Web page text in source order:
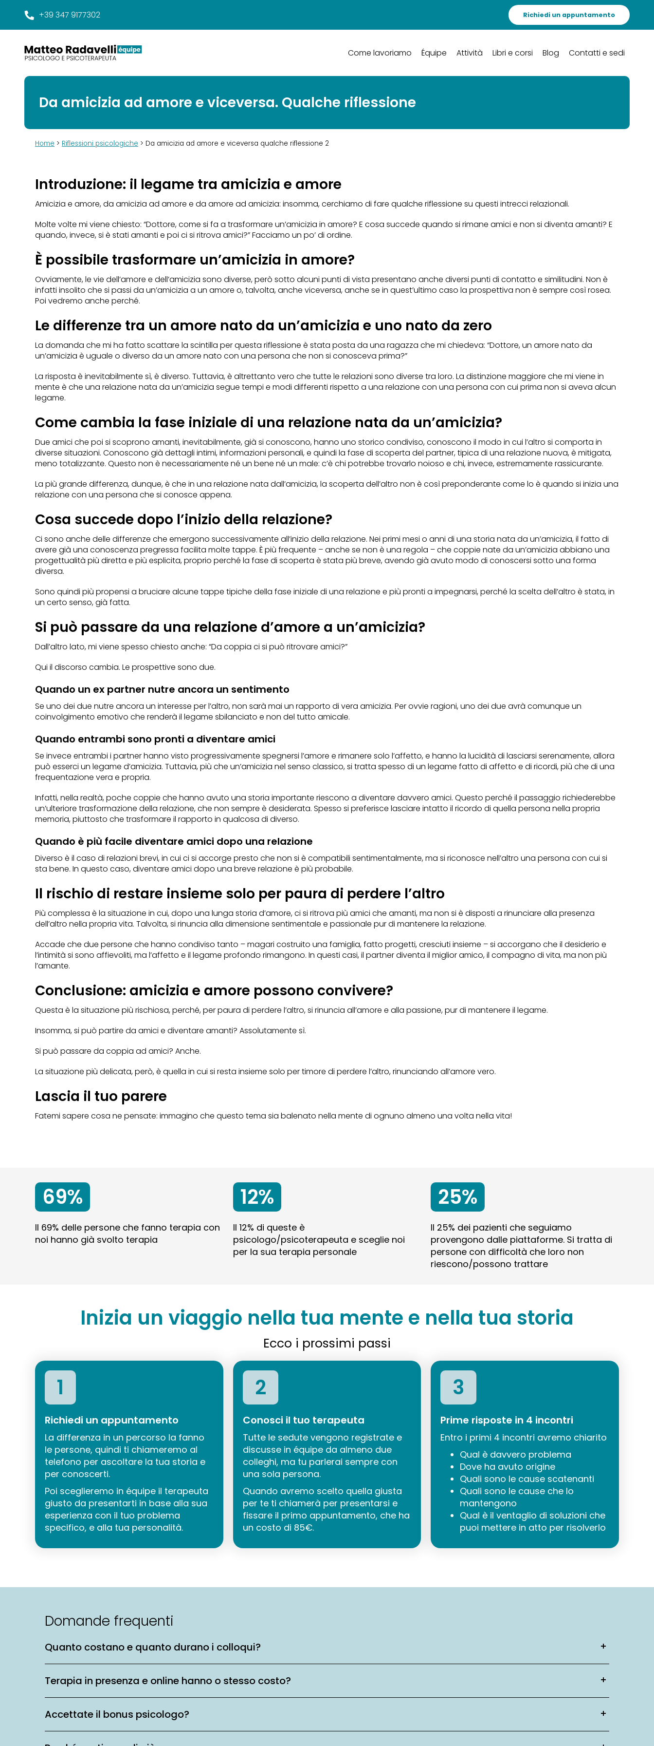
+39 347 9177302 Richiedi un appuntamento
Come lavoriamo Équipe Attività Libri e corsi Blog Contatti e sedi
Da amicizia ad amore e viceversa. Qualche riflessione
Home > Riflessioni psicologiche > Da amicizia ad amore e viceversa qualche riflessione 2
Introduzione: il legame tra amicizia e amore
Amicizia e amore, da amicizia ad amore e da amore ad amicizia: insomma, cerchiamo di fare qualche riflessione su questi intrecci relazionali.
Molte volte mi viene chiesto: “Dottore, come si fa a trasformare un’amicizia in amore? E cosa succede quando si rimane amici e non si diventa amanti? E
quando, invece, si è stati amanti e poi ci si ritrova amici?” Facciamo un po’ di ordine.
È possibile trasformare un’amicizia in amore?
Ovviamente, le vie dell’amore e dell’amicizia sono diverse, però sotto alcuni punti di vista presentano anche diversi punti di contatto e similitudini. Non è
infatti insolito che si passi da un’amicizia a un amore o, talvolta, anche viceversa, anche se in quest’ultimo caso la prospettiva non è sempre così rosea.
Poi vedremo anche perché.
Le differenze tra un amore nato da un’amicizia e uno nato da zero
La domanda che mi ha fatto scattare la scintilla per questa riflessione è stata posta da una ragazza che mi chiedeva: “Dottore, un amore nato da
un’amicizia è uguale o diverso da un amore nato con una persona che non si conosceva prima?”
La risposta è inevitabilmente sì, è diverso. Tuttavia, è altrettanto vero che tutte le relazioni sono diverse tra loro. La distinzione maggiore che mi viene in
mente è che una relazione nata da un’amicizia segue tempi e modi differenti rispetto a una relazione con una persona con cui prima non si aveva alcun
legame.
Come cambia la fase iniziale di una relazione nata da un’amicizia?
Due amici che poi si scoprono amanti, inevitabilmente, già si conoscono, hanno uno storico condiviso, conoscono il modo in cui l’altro si comporta in
diverse situazioni. Conoscono già dettagli intimi, informazioni personali, e quindi la fase di scoperta del partner, tipica di una relazione nuova, è mitigata,
meno totalizzante. Questo non è necessariamente né un bene né un male: c’è chi potrebbe trovarlo noioso e chi, invece, estremamente rassicurante.
La più grande differenza, dunque, è che in una relazione nata dall’amicizia, la scoperta dell’altro non è così preponderante come lo è quando si inizia una
relazione con una persona che si conosce appena.
Cosa succede dopo l’inizio della relazione?
Ci sono anche delle differenze che emergono successivamente all’inizio della relazione. Nei primi mesi o anni di una storia nata da un’amicizia, il fatto di
avere già una conoscenza pregressa facilita molte tappe. È più frequente – anche se non è una regola – che coppie nate da un’amicizia abbiano una
progettualità più diretta e più esplicita, proprio perché la fase di scoperta è stata più breve, avendo già avuto modo di conoscersi sotto una forma
diversa.
Sono quindi più propensi a bruciare alcune tappe tipiche della fase iniziale di una relazione e più pronti a impegnarsi, perché la scelta dell’altro è stata, in
un certo senso, già fatta.
Si può passare da una relazione d’amore a un’amicizia?
Dall’altro lato, mi viene spesso chiesto anche: “Da coppia ci si può ritrovare amici?”
Qui il discorso cambia. Le prospettive sono due.
Quando un ex partner nutre ancora un sentimento
Se uno dei due nutre ancora un interesse per l’altro, non sarà mai un rapporto di vera amicizia. Per ovvie ragioni, uno dei due avrà comunque un
coinvolgimento emotivo che renderà il legame sbilanciato e non del tutto amicale.
Quando entrambi sono pronti a diventare amici
Se invece entrambi i partner hanno visto progressivamente spegnersi l’amore e rimanere solo l’affetto, e hanno la lucidità di lasciarsi serenamente, allora
può esserci un legame d’amicizia. Tuttavia, più che un’amicizia nel senso classico, si tratta spesso di un legame fatto di affetto e di ricordi, più che di una
frequentazione vera e propria.
Infatti, nella realtà, poche coppie che hanno avuto una storia importante riescono a diventare davvero amici. Questo perché il passaggio richiederebbe
un’ulteriore trasformazione della relazione, che non sempre è desiderata. Spesso si preferisce lasciare intatto il ricordo di quella persona nella propria
memoria, piuttosto che trasformare il rapporto in qualcosa di diverso.
Quando è più facile diventare amici dopo una relazione
Diverso è il caso di relazioni brevi, in cui ci si accorge presto che non si è compatibili sentimentalmente, ma si riconosce nell’altro una persona con cui si
sta bene. In questo caso, diventare amici dopo una breve relazione è più probabile.
Il rischio di restare insieme solo per paura di perdere l’altro
Più complessa è la situazione in cui, dopo una lunga storia d’amore, ci si ritrova più amici che amanti, ma non si è disposti a rinunciare alla presenza
dell’altro nella propria vita. Talvolta, si rinuncia alla dimensione sentimentale e passionale pur di mantenere la relazione.
Accade che due persone che hanno condiviso tanto – magari costruito una famiglia, fatto progetti, cresciuti insieme – si accorgano che il desiderio e
l’intimità si sono affievoliti, ma l’affetto e il legame profondo rimangono. In questi casi, il partner diventa il miglior amico, il compagno di vita, ma non più
l’amante.
Conclusione: amicizia e amore possono convivere?
Questa è la situazione più rischiosa, perché, per paura di perdere l’altro, si rinuncia all’amore e alla passione, pur di mantenere il legame.
Insomma, si può partire da amici e diventare amanti? Assolutamente sì.
Si può passare da coppia ad amici? Anche.
La situazione più delicata, però, è quella in cui si resta insieme solo per timore di perdere l’altro, rinunciando all’amore vero.
Lascia il tuo parere
Fatemi sapere cosa ne pensate: immagino che questo tema sia balenato nella mente di ognuno almeno una volta nella vita!
69%
Il 69% delle persone che fanno terapia con
noi hanno già svolto terapia
12%
Il 12% di queste è
psicologo/psicoterapeuta e sceglie noi
per la sua terapia personale
25%
Il 25% dei pazienti che seguiamo
provengono dalle piattaforme. Si tratta di
persone con difficoltà che loro non
riescono/possono trattare
Inizia un viaggio nella tua mente e nella tua storia
Ecco i prossimi passi
1
Richiedi un appuntamento
La differenza in un percorso la fanno
le persone, quindi ti chiameremo al
telefono per ascoltare la tua storia e
per conoscerti.
Poi sceglieremo in équipe il terapeuta
giusto da presentarti in base alla sua
esperienza con il tuo problema
specifico, e alla tua personalità.
2
Conosci il tuo terapeuta
Tutte le sedute vengono registrate e
discusse in équipe da almeno due
colleghi, ma tu parlerai sempre con
una sola persona.
Quando avremo scelto quella giusta
per te ti chiamerà per presentarsi e
fissare il primo appuntamento, che ha
un costo di 85€.
3
Prime risposte in 4 incontri
Entro i primi 4 incontri avremo chiarito
Qual è davvero problema
Dove ha avuto origine
Quali sono le cause scatenanti
Quali sono le cause che lo
mantengono
Qual è il ventaglio di soluzioni che
puoi mettere in atto per risolverlo
Domande frequenti
Quanto costano e quanto durano i colloqui?
Terapia in presenza e online hanno o stesso costo?
Accettate il bonus psicologo?